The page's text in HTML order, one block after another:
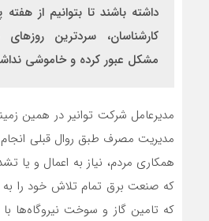
داشته باشند تا بتوانیم از
کارشناسان، سردترین
مشکل عبور کرده و خاموشی
مدیرعامل شرکت توانیر در همین
مدیریت مصرف طبق روال قبلی انجام
همکاری مردم، نیاز به اعمال و یا
که صنعت برق تمام تلاش خود را به
که تامین گاز و سوخت نیروگاه‌ها